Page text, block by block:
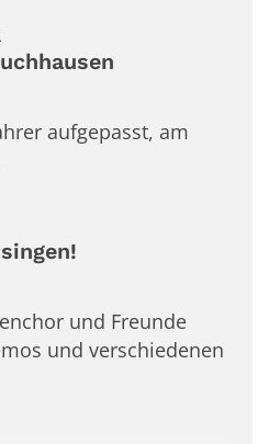
:
aufgepasst, am
und Freunde
und verschiedenen